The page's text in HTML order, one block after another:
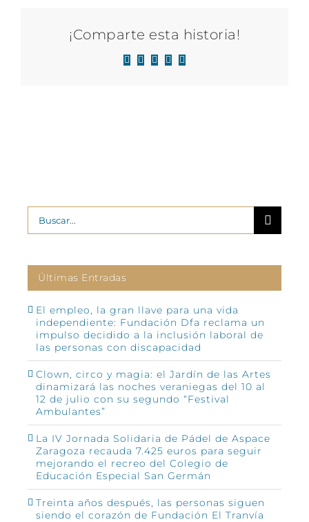
¡Comparte esta historia!
Facebook
X LinkedIn
WhatsApp
Correo
Buscar:
Últimas Entradas
El empleo, la gran llave para una vida
independiente: Fundación Dfa reclama un
impulso decidido a la inclusión laboral de
las personas con discapacidad
Clown, circo y magia: el Jardín de las Artes
dinamizará las noches veraniegas del 10 al
12 de julio con su segundo “Festival
Ambulantes”
La IV Jornada Solidaria de Pádel de Aspace
Zaragoza recauda 7.425 euros para seguir
mejorando el recreo del Colegio de
Educación Especial San Germán
Treinta años después, las personas siguen
siendo el corazón de Fundación El Tranvía